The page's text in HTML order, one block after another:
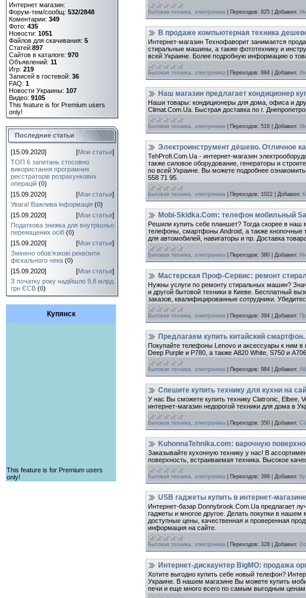
Интернет магазин:
Форум-тем/сообщ: 532/2848
Коментарии: 349
Фото: 435
Новости: 1051
Файлов для скачивания: 5
Статей:897
Сайтов в каталоге: 970
Объявлений: 11
Игр: 219
Записей в гостевой: 36
FAQ: 1
Новости Украины: 107
Видео: 9105
This feature is for Premium users
only!
Последние статьи
[15.09.2020] [Мои статьи]
ТОП 6 запитань стосовно
використання програмних
реєстраторів розрахункових
операцій (0)
[15.09.2020]
[Мои статьи]
Увага! Важлива інформація (0)
[15.09.2020]
[Мои статьи]
Податкова знижка для внутрішньо
переміщених осіб (0)
[15.09.2020]
[Мои статьи]
Змінено обов’язкові реквізити
фіскального чека (0)
[15.09.2020]
[Мои статьи]
З початку року надійшло 9,8 млрд
грн ЄСВ (0)
Купянск
This feature is for Premium users
only!
Бытовая техника, электроника Переходов: 825 Добавил:
В продаже компьютерная техника
Интернет-магазин Технофаворит занимается
стиральные машины, а также фототехнику и
всей Украине. Более подробную информацию о
Бытовая техника, электроника Переходов: 884 Добавил:
Наш магазин предлагает кондиционер
Наши товары: кондиционеры для дома, офиса и
Climat.Com.Ua. Быстрая доставка по г.
Бытовая техника, электроника Переходов: 516 Добавил:
Электроинструмент дёшево. Отличное
TehProfi.Com.Ua - интернет-магазин
также силовое оборудование, генераторы и
по всей Украине. Вы можете подробнее
558 71 95.
Бытовая техника, электроника Переходов: 1022 Добавил:
Mobi-Skidka.Com: телефон мобильный
Решили купить себе планшет? Тогда скорее в наш
телефоны, смартфоны Android, а также кнопочные
для автомобилей, навигаторы и пр. Доставка
Бытовая техника, электроника Переходов: 380 Добавил:
Мастерская Проф-Сервис: ремонт
Нужны услуги по ремонту стиральных машин?
и другой бытовой техники в Киеве. Бесплатный
заказов, квалифицированные сотрудники.
Бытовая техника, электроника Переходов: 394 Добавил:
Предлагаем купить китайский
Покупайте телефоны Lenovo и аксессуары к ним
Deep Purple и P780, а также A820 White, S750 и
Бытовая техника, электроника Переходов: 984 Добавил:
Спешите купить технику для кухни на
У нас Вы сможете купить технику Clatronic,
интернет-магазин недорогой техники для дома в
Бытовая техника, электроника Переходов: 350 Добавил:
KuhonnaTehnika.com: варочную
Заказывайте кухонную технику у нас! В
поверхность, встраиваемая техника. Высокое
Бытовая техника, электроника Переходов: 399 Добавил:
USB гаджеты купить в интернет-
Интернет-базар Donnybrook.Com.Ua предлагает
гаджеты и многое другое. Делать покупки в
доступные цены, качественная и проверенная
информация на сайте.
Бытовая техника, электроника Переходов: 328 Добавил:
Интернет-дискаунтер BigMO: продажа
Хотите выгодно купить себе новый телефон?
Украине. В нашем магазине Вы можете купить
печи и еще много всего по самым выгодным